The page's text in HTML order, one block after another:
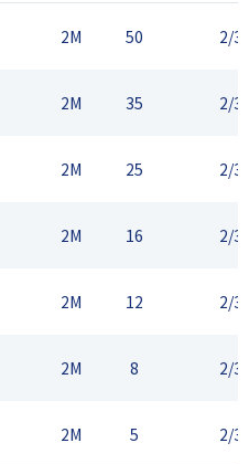
2M 50 2/3
2M 35 2/3
2M 25 2/3
2M 16 2/3
2M 12 2/3
2M 8 2/3
2M 5 2/3